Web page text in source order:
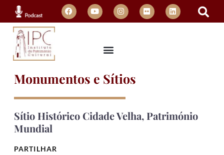
Monumentos e Sítios
Sítio Histórico Cidade Velha, Património
Mundial
PARTILHAR